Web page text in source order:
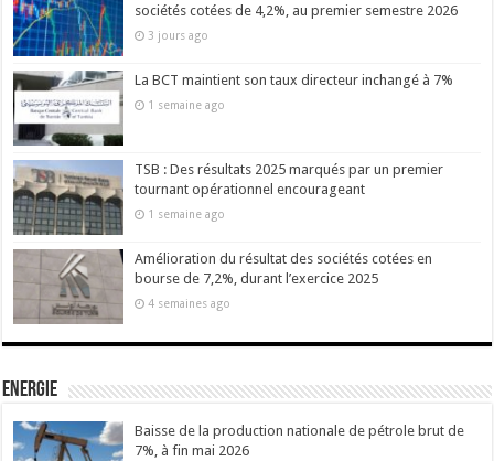
sociétés cotées de 4,2%, au premier semestre 2026
3 jours ago
La BCT maintient son taux directeur inchangé à 7%
1 semaine ago
TSB : Des résultats 2025 marqués par un premier
tournant opérationnel encourageant
1 semaine ago
Amélioration du résultat des sociétés cotées en
bourse de 7,2%, durant l’exercice 2025
4 semaines ago
Energie
Baisse de la production nationale de pétrole brut de
7%, à fin mai 2026